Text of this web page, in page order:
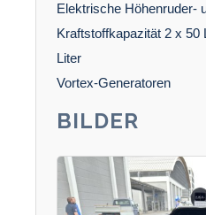
Elektrische Höhenruder-
Kraftstoffkapazität 2 x 50
Liter
Vortex-Generatoren
BILDER